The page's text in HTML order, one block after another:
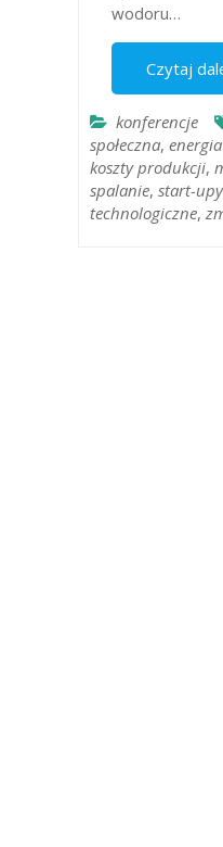
wodoru…
Czytaj
konferencje
społeczna,
koszty produkcji,
spalanie, start-upy
technologiczne,